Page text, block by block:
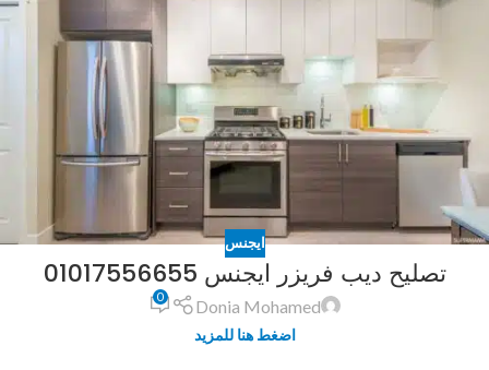
ايجنس
تصليح ديب فريزر ايجنس 01017556655
Donia Mohamed
0
اضغط هنا للمزيد